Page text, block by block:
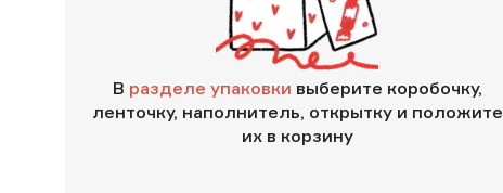
В разделе упаковки выберите коробочку,
ленточку, наполнитель, открытку и положите
их в корзину